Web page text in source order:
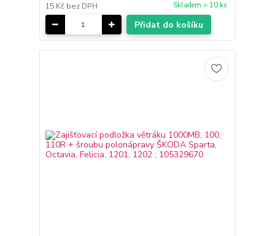
15 Kč bez DPH Skladem > 10 ks
Přidat do košíku